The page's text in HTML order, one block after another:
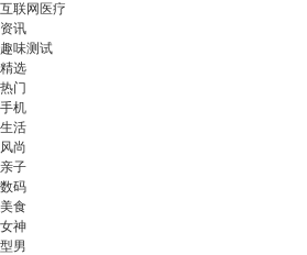
互联网医疗
资讯
趣味测试
精选
热门
手机
生活
风尚
亲子
数码
美食
女神
型男